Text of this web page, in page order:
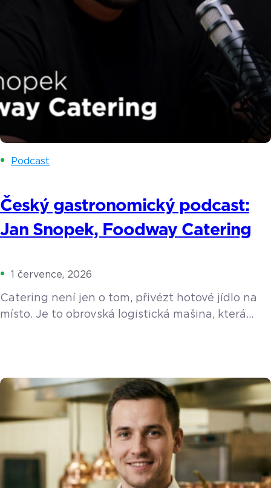
Podcast
Český gastronomický podcast:
Jan Snopek, Foodway Catering
1 července, 2026
Catering není jen o tom, přivézt hotové jídlo na
místo. Je to obrovská logistická mašina, která
a pevné nervy. Své o tom ví Jan Snopek,
šéfkuchař Foodway Catering, se kterým jsme
rozebrali zákulisí tohoto adrenalinového byznysu.
„Častokrát je […]